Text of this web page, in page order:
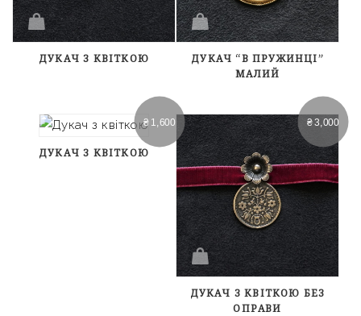
ДУКАЧ З КВІТКОЮ
ДУКАЧ “В ПРУЖИНЦІ”
МАЛИЙ
₴ 1,600
ДУКАЧ З КВІТКОЮ
₴3,000
ДУКАЧ З КВІТКОЮ БЕЗ
ОПРАВИ